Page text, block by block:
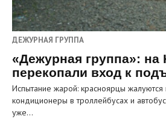
ДЕЖУРНАЯ ГРУППА
«Дежурная группа»: на
перекопали вход к
Испытание жарой: красноярцы
кондиционеры в троллейбусах и
уже…